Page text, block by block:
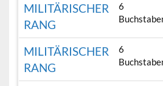
MILITÄRISCHER
RANG
6
MILITÄRISCHER
RANG
6